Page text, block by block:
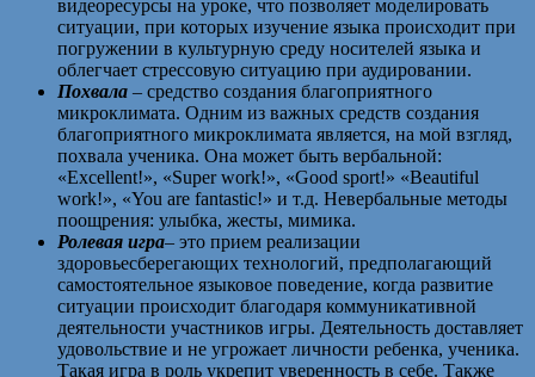
видеоресурсы на уроке, что позволяет моделировать
ситуации, при которых изучение языка происходит при
погружении в культурную среду носителей языка и
облегчает стрессовую ситуацию при аудировании.
Похвала – средство создания благоприятного
микроклимата. Одним из важных средств создания
благоприятного микроклимата является, на мой взгляд,
похвала ученика. Она может быть вербальной:
«Excellent!», «Super work!», «Good sport!» «Beautiful
work!», «You are fantastic!» и т.д. Невербальные методы
поощрения: улыбка, жесты, мимика.
Ролевая игра– это прием реализации
здоровьесберегающих технологий, предполагающий
самостоятельное языковое поведение, когда развитие
ситуации происходит благодаря коммуникативной
деятельности участников игры. Деятельность доставляет
удовольствие и не угрожает личности ребенка, ученика.
Такая игра в роль укрепит уверенность в себе. Также